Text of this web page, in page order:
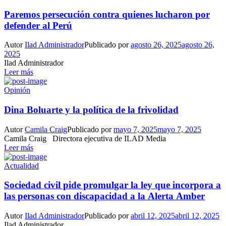
Paremos persecución contra quienes lucharon por
defender al Perú
AutorIlad AdministradorPublicado poragosto 26, 2025agosto 26,
2025
Ilad Administrador
Leer más
Opinión
Dina Boluarte y la política de la frivolidad
AutorCamila CraigPublicado pormayo 7, 2025mayo 7, 2025
Camila Craig Directora ejecutiva de ILAD Media
Leer más
Actualidad
Sociedad civil pide promulgar la ley que incorpora a
las personas con discapacidad a la Alerta Amber
AutorIlad AdministradorPublicado porabril 12, 2025abril 12, 2025